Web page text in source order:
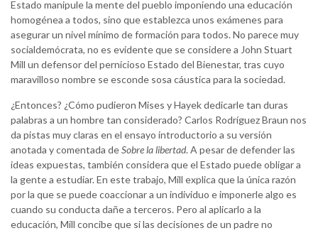
Estado manipule la mente del pueblo imponiendo una educación
homogénea a todos, sino que establezca unos exámenes para
asegurar un nivel mínimo de formación para todos. No parece muy
socialdemócrata, no es evidente que se considere a John Stuart
Mill un defensor del pernicioso Estado del Bienestar, tras cuyo
maravilloso nombre se esconde sosa cáustica para la sociedad.
¿Entonces? ¿Cómo pudieron Mises y Hayek dedicarle tan duras
palabras a un hombre tan considerado? Carlos Rodríguez Braun nos
da pistas muy claras en el ensayo introductorio a su versión
anotada y comentada deSobre la libertad. A pesar de defender las
ideas expuestas, también considera que el Estado puede obligar a
la gente a estudiar. En este trabajo, Mill explica que la única razón
por la que se puede coaccionar a un individuo e imponerle algo es
cuando su conducta dañe a terceros. Pero al aplicarlo a la
educación, Mill concibe que si las decisiones de un padre no